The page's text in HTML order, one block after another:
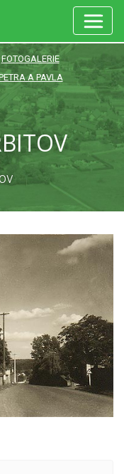
FOTOGALERIE
A PAVLA